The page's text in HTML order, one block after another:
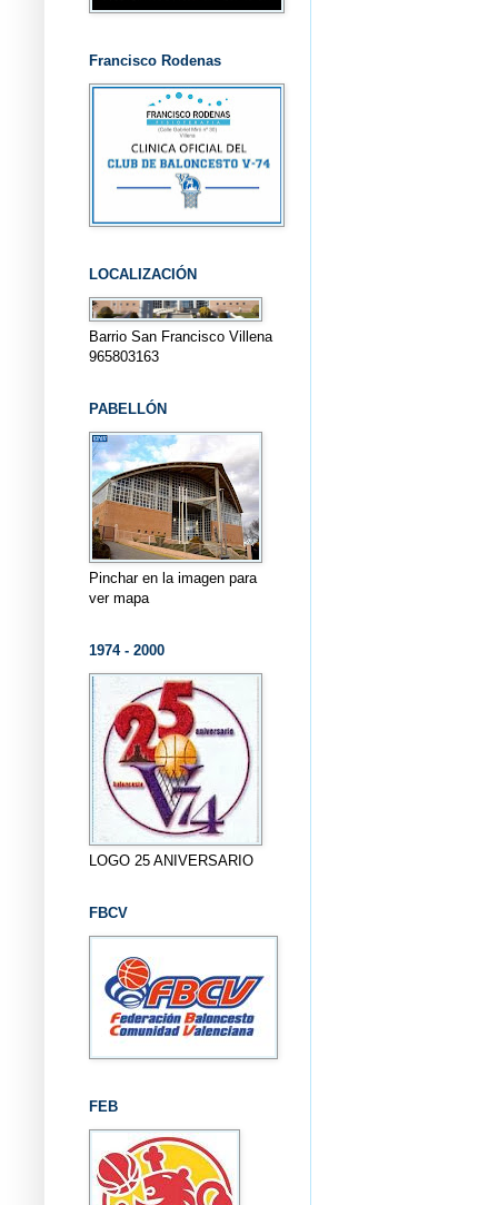
Francisco Rodenas
LOCALIZACIÓN
Barrio San Francisco Villena
965803163
PABELLÓN
Pinchar en la imagen para
ver mapa
1974 - 2000
LOGO 25 ANIVERSARIO
FBCV
FEB